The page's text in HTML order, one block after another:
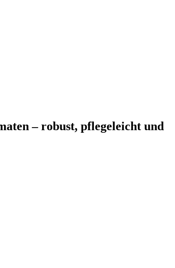
– robust, pflegeleicht und